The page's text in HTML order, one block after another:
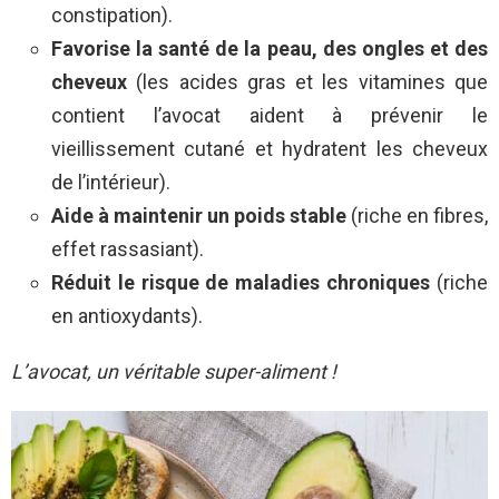
constipation).
Favorise la santé de la peau, des ongles et des
cheveux (les acides gras et les vitamines que
contient l’avocat aident à prévenir le
vieillissement cutané et hydratent les cheveux
de l’intérieur).
Aide à maintenir un poids stable (riche en fibres,
effet rassasiant).
Réduit le risque de maladies chroniques (riche
en antioxydants).
L’avocat, un véritable super-aliment !